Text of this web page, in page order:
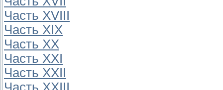
Часть XVIII
Часть XIX
Часть XX
Часть XXI
Часть XXII
Часть XXIII